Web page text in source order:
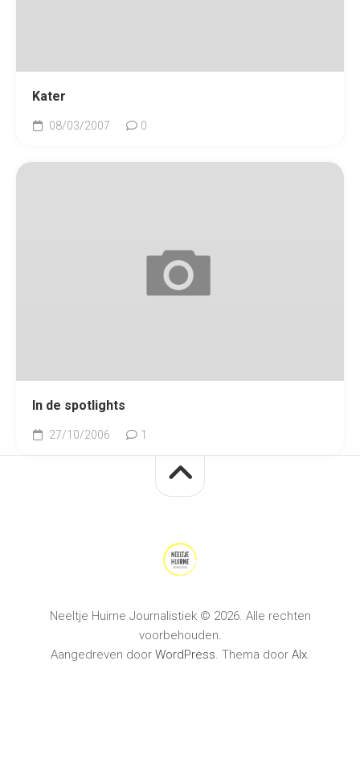
Kater
08/03/2007 0
In de spotlights
27/10/2006 1
Neeltje Huirne Journalistiek © 2026. Alle rechten
voorbehouden.
Aangedreven door WordPress. Thema door Alx.